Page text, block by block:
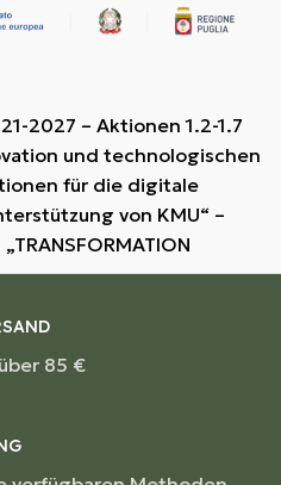
2027 – Aktionen 1.2-1.7
und technologischen
für die digitale
von KMU“ –
85 €